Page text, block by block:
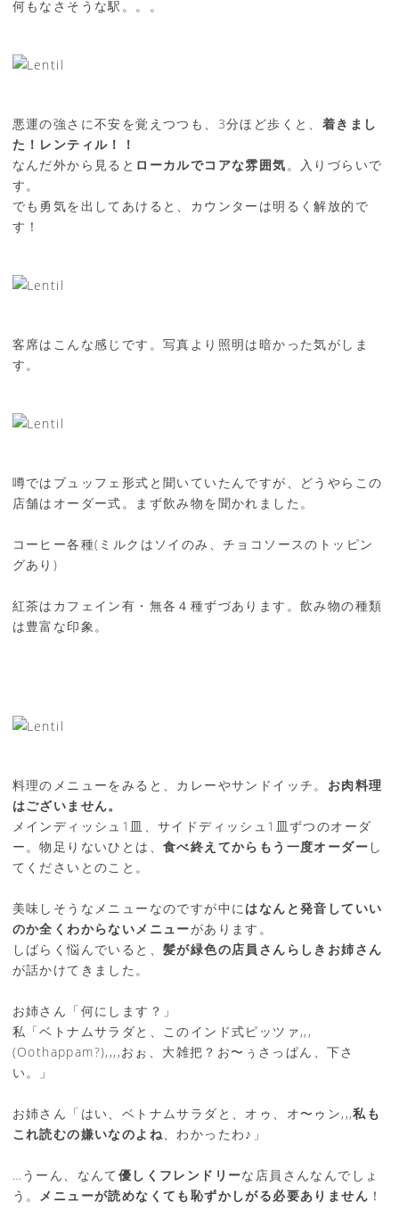
何もなさそうな駅。。。
悪運の強さに不安を覚えつつも、3分ほど歩くと、 着きまし
た！レンティル！！
なんだ外から見ると ローカルでコアな雰囲気。入りづらいで
す。
でも勇気を出してあけると、カウンターは明るく解放的で
す！
客席はこんな感じです。写真より照明は暗かった気がしま
す。
噂ではブュッフェ形式と聞いていたんですが、どうやらこの
店舗はオーダー式。まず飲み物を聞かれました。
コーヒー各種(ミルクはソイのみ、チョコソースのトッピン
グあり)
紅茶はカフェイン有・無各４種ずづあります。飲み物の種類
は豊富な印象。
料理のメニューをみると、カレーやサンドイッチ。 お肉料理
はございません。
メインディッシュ1皿、サイドディッシュ1皿ずつのオーダ
ー。物足りないひとは、 食べ終えてからもう一度オーダー し
てくださいとのこと。
美味しそうなメニューなのですが中にはなんと発音していい
のか全くわからないメニューがあります。
しばらく悩んでいると、 髪が緑色の店員さんらしきお姉さん
が話かけてきました。
お姉さん「何にします？」
私「ベトナムサラダと、このインド式ピッツァ,,,
(Oothappam?),,,,おぉ、大雑把？お〜ぅさっぱん、下さ
い。」
お姉さん「はい、ベトナムサラダと、オゥ、オ〜ゥン,,,私も
これ読むの嫌いなのよね、わかったわ♪」
…うーん、なんて 優しくフレンドリーな店員さんなんでしょ
う。 メニューが読めなくても恥ずかしがる必要ありません ！